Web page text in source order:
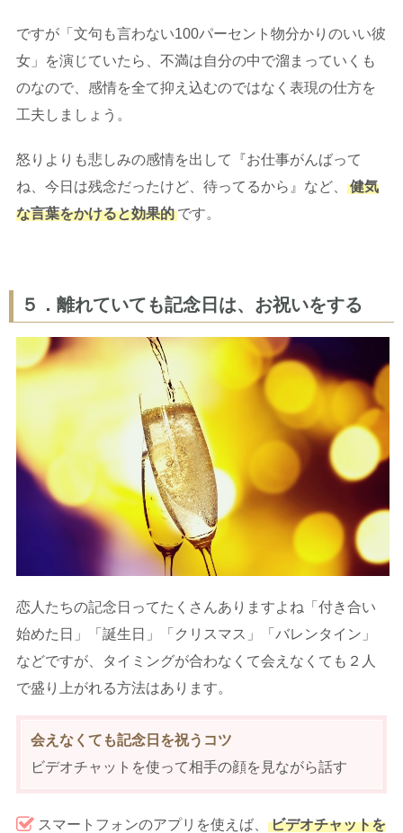
ですが「文句も言わない100パーセント物分かりのいい彼
女」を演じていたら、不満は自分の中で溜まっていくも
のなので、感情を全て抑え込むのではなく表現の仕方を
工夫しましょう。
怒りよりも悲しみの感情を出して『お仕事がんばって
ね、今日は残念だったけど、待ってるから』など、
健気
な言葉をかけると効果的 です。
５．離れていても記念日は、お祝いをする
恋人たちの記念日ってたくさんありますよね「付き合い
始めた日」「誕生日」「クリスマス」「バレンタイン」
などですが、タイミングが合わなくて会えなくても２人
で盛り上がれる方法はあります。
会えなくても記念日を祝うコツ
ビデオチャットを使って相手の顔を見ながら話す
スマートフォンのアプリを使えば、 ビデオチャットを